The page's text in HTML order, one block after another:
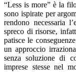
“Less is more” è la
sono ispirate per
rendono necessaria
spreco di risorse,
patisce le
un approccio
senza soluzione di
imprese stesse nel